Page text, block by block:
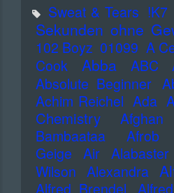
Sweat & Tears !K7
Sekunden ohne
102 Boyz 01099 A
Cook
Abba ABC
Absolute Beginner
Achim Reichel Ada
Chemistry
Afghan
Bambaataa
Afrob
Geige
Air
Wilson Alexandra